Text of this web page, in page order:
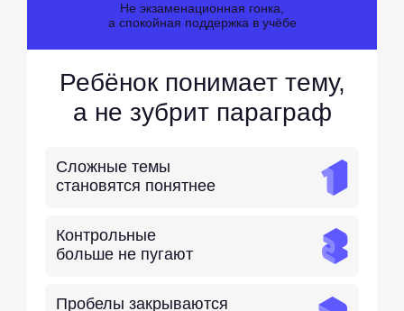
Ребёнок понимает тему,
а не зубрит параграф
Сложные темы
становятся понятнее
Контрольные
больше не пугают
Пробелы закрываются
Не экзаменационная гонка,
а спокойная поддержка в учёбе